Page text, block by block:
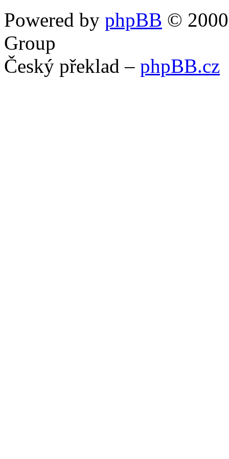
Powered by phpBB ©
Group
Český překlad – phpBB.cz